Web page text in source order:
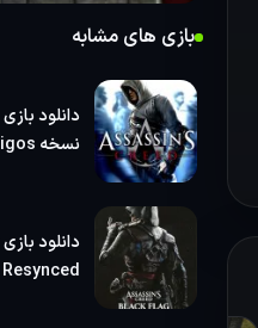
بازی های مشابه
نسخه ElAmigos
Resynced برای PC – نسخه ElAmigos